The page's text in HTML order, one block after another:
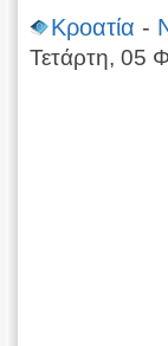
Κροατία -
Τετάρτη, 05